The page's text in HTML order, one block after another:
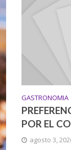
GASTRONOMIA
POR EL
agosto 3,